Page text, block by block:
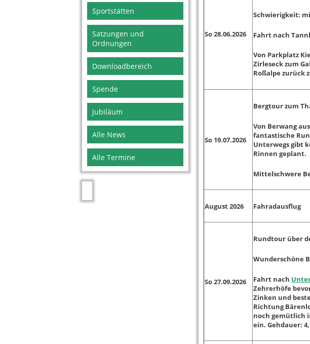
So 28.06.2026
Schwierigkeit:
Fahrt nach
Von Parkplatz
Zirleseck zum
Roßalpe zurück
So 19.07.2026
Bergtour zum
Von Berwang
fantastische
Unterwegs gibt
Rinnen geplant.
Mittelschwere
August 2026 Fahradausflug
So 27.09.2026
Rundtour über
Wunderschöne
Fahrt nach
Zehrerhöfe
Zinken und
Richtung
noch gemütlich
ein. Gehdauer:
Sportstätten
Satzungen und
Ordnungen
Downloadbereich
Spende
Jubiläum
Alle News
Alle Termine